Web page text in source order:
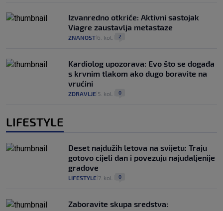
Izvanredno otkriće: Aktivni sastojak
Viagre zaustavlja metastaze
ZNANOST 6. kol. 2
Kardiolog upozorava: Evo što se događa
s krvnim tlakom ako dugo boravite na
vrućini
ZDRAVLJE 5. kol. 0
LIFESTYLE
Deset najdužih letova na svijetu: Traju
gotovo cijeli dan i povezuju najudaljenije
gradove
LIFESTYLE 7. kol. 0
Zaboravite skupa sredstva: